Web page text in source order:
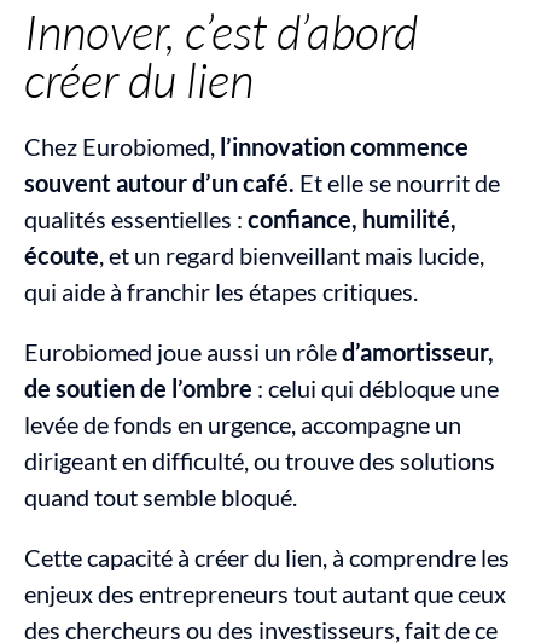
Innover, c’est d’abord
créer du lien
Chez Eurobiomed, l’innovation commence
souvent autour d’un café. Et elle se nourrit de
qualités essentielles : confiance, humilité,
écoute, et un regard bienveillant mais lucide,
qui aide à franchir les étapes critiques.
Eurobiomed joue aussi un rôle d’amortisseur,
de soutien de l’ombre : celui qui débloque une
levée de fonds en urgence, accompagne un
dirigeant en difficulté, ou trouve des solutions
quand tout semble bloqué.
Cette capacité à créer du lien, à comprendre les
enjeux des entrepreneurs tout autant que ceux
des chercheurs ou des investisseurs, fait de ce